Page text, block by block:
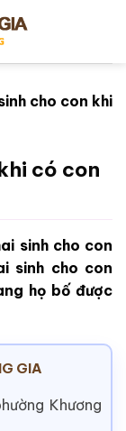
cho con khi
có con
sinh cho con
sinh cho con
họ bố được
GIA
Khương